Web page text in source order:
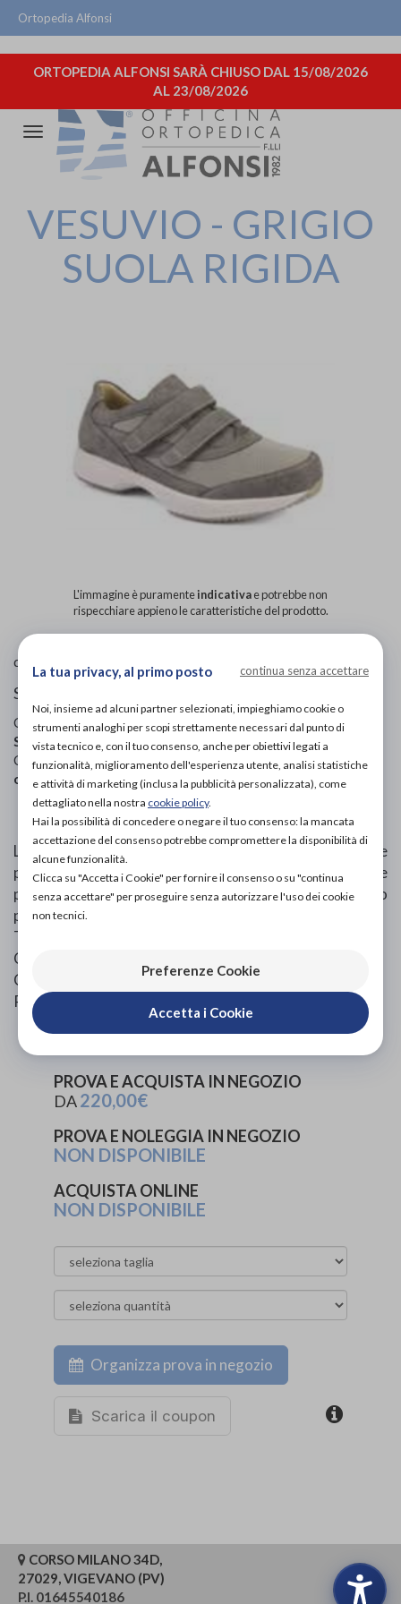
Ortopedia Alfonsi
ORTOPEDIA ALFONSI SARÀ CHIUSO DAL 15/08/2026
AL 23/08/2026
Attiva/disattiva
navigazione
VESUVIO - GRIGIO
SUOLA RIGIDA
L'immagine è puramenteindicativae potrebbe non
rispecchiare appieno le caratteristiche del prodotto.
di
Scarpe ortopediche uomo
Codice OTGP:PODSF20309| Riferimento produttore:
SD351108| Codice Nomenclatore tariffario:06.33.99
Categoria:Calzature ortopediche e plantari»Scarpe
ortopediche»Per uomo
La suola biomeccanica rigida è studiata per proteggere
pazienti che hanno la necessità di ridurre la pressione
plantare. La conformazione della suola dona una miglio
propulsione e rotolamento del passo.
Tomaia in nylon supersoft.
Contrafforte prolungato stabilizzante.
Calzata 13,5
Per uomo
PROVA E ACQUISTA IN NEGOZIO
DA220,00€
PROVA E NOLEGGIA IN NEGOZIO
NON DISPONIBILE
ACQUISTA ONLINE
NON DISPONIBILE
Organizza prova in negozio
Scarica il coupon
CORSO MILANO 34D,
27029, VIGEVANO (PV)
P.I. 01645540186
La tua privacy, al primo posto continua senza accettare
Noi, insieme ad alcuni partner selezionati, impieghiamo cookie o
strumenti analoghi per scopi strettamente necessari dal punto di
vista tecnico e, con il tuo consenso, anche per obiettivi legati a
funzionalità, miglioramento dell'esperienza utente, analisi statistiche
e attività di marketing (inclusa la pubblicità personalizzata), come
dettagliato nella nostra cookie policy.
Hai la possibilità di concedere o negare il tuo consenso: la mancata
accettazione del consenso potrebbe compromettere la disponibilità di
alcune funzionalità.
Clicca su "Accetta i Cookie" per fornire il consenso o su "continua
senza accettare" per proseguire senza autorizzare l'uso dei cookie
non tecnici.
Preferenze Cookie
Accetta i Cookie